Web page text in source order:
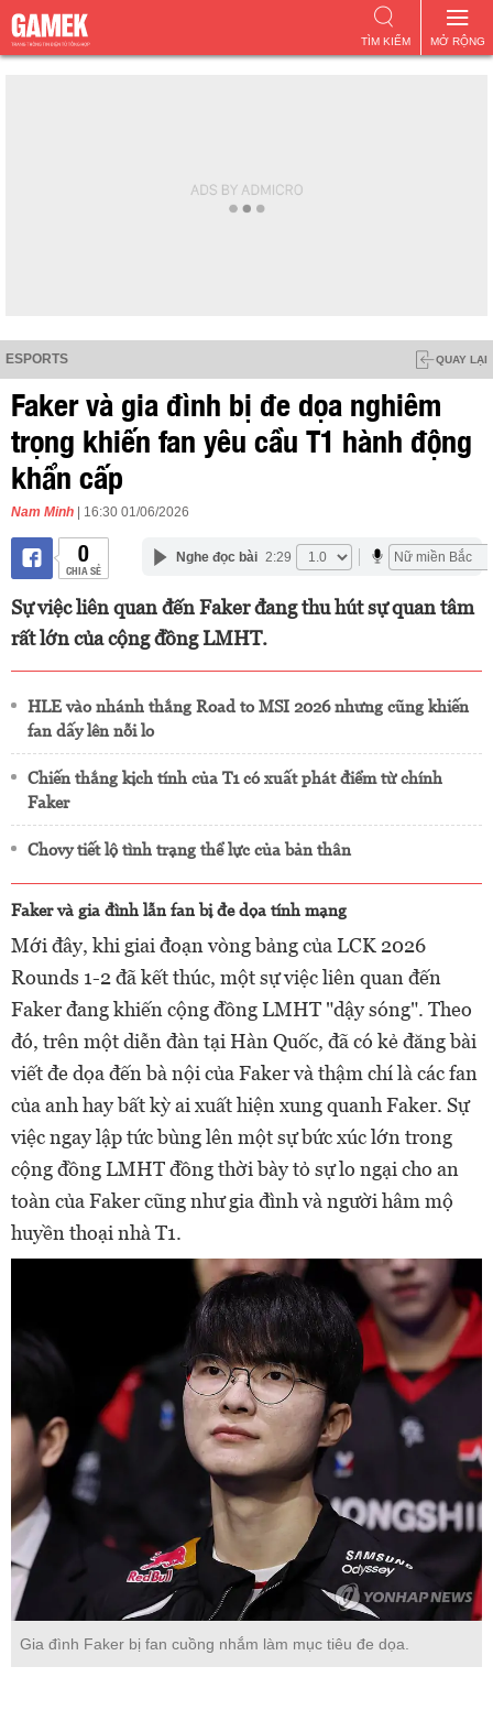
MỞ RỘNG
TÌM KIẾM
ESPORTS QUAY LẠI
Faker và gia đình bị đe dọa nghiêm
trọng khiến fan yêu cầu T1 hành động
khẩn cấp
Nam Minh | 16:30 01/06/2026
0
CHIA SẺ
Nghe đọc bài 2:29
Sự việc liên quan đến Faker đang thu hút sự quan tâm
rất lớn của cộng đồng LMHT.
HLE vào nhánh thắng Road to MSI 2026 nhưng cũng khiến
fan dấy lên nỗi lo
Chiến thắng kịch tính của T1 có xuất phát điểm từ chính
Faker
Chovy tiết lộ tình trạng thể lực của bản thân
Faker và gia đình lẫn fan bị đe dọa tính mạng
Mới đây, khi giai đoạn vòng bảng của LCK 2026
Rounds 1-2 đã kết thúc, một sự việc liên quan đến
Faker đang khiến cộng đồng LMHT "dậy sóng". Theo
đó, trên một diễn đàn tại Hàn Quốc, đã có kẻ đăng bài
viết đe dọa đến bà nội của Faker và thậm chí là các fan
của anh hay bất kỳ ai xuất hiện xung quanh Faker. Sự
việc ngay lập tức bùng lên một sự bức xúc lớn trong
cộng đồng LMHT đồng thời bày tỏ sự lo ngại cho an
toàn của Faker cũng như gia đình và người hâm mộ
huyền thoại nhà T1.
Gia đình Faker bị fan cuồng nhắm làm mục tiêu đe dọa.